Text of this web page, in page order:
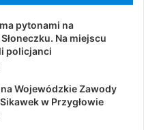
pytonami na
Na miejscu
policjanci
Wojewódzkie Zawody
w Przygłowie